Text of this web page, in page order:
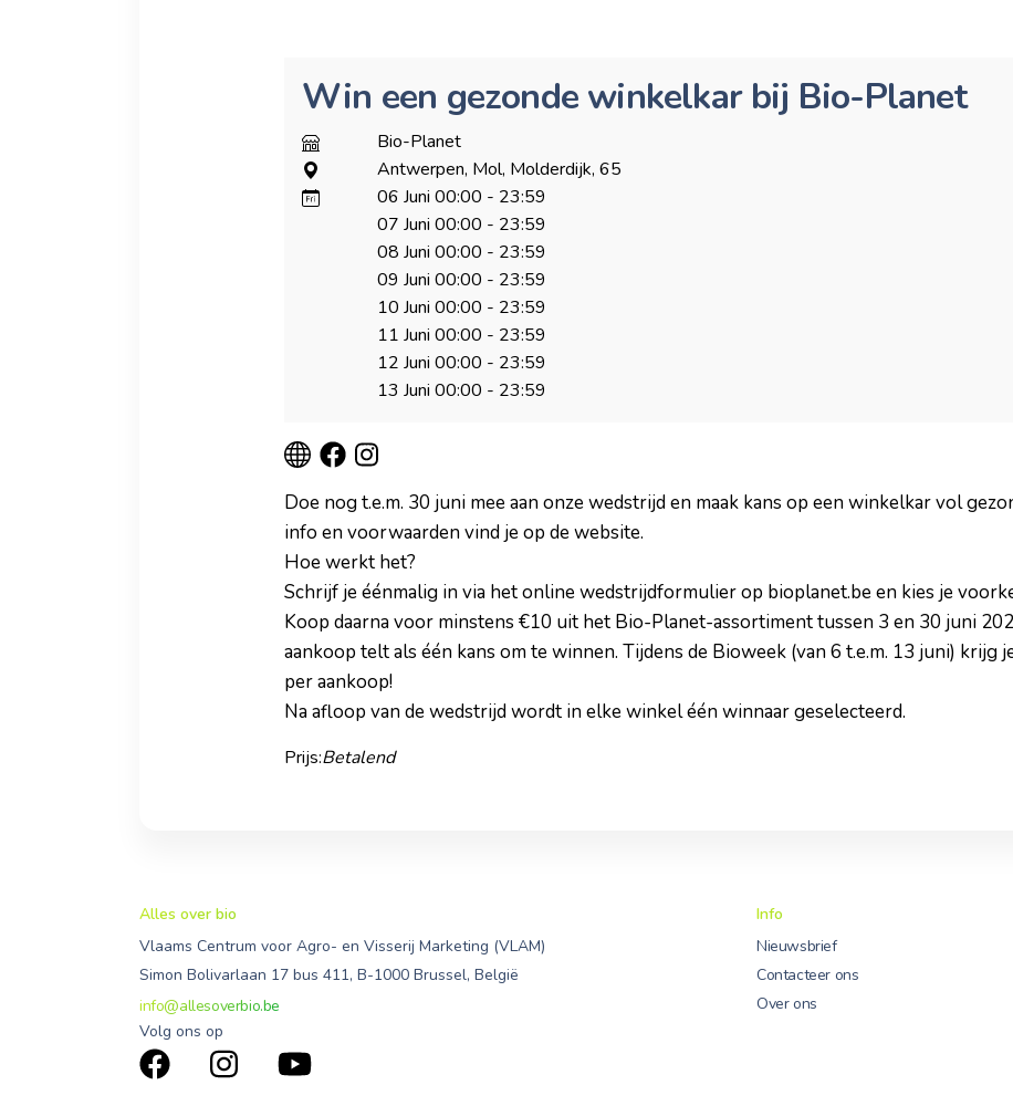
Win een gezonde winkelkar bij Bio-Planet
Bio-Planet
Antwerpen, Mol, Molderdijk, 65
06 Juni 00:00 - 23:59
07 Juni 00:00 - 23:59
08 Juni 00:00 - 23:59
09 Juni 00:00 - 23:59
10 Juni 00:00 - 23:59
11 Juni 00:00 - 23:59
12 Juni 00:00 - 23:59
13 Juni 00:00 - 23:59
Doe nog t.e.m. 30 juni mee aan onze wedstrijd en maak kans op een winkelkar vol
info en voorwaarden vind je op de website.
Hoe werkt het?
Schrijf je éénmalig in via het online wedstrijdformulier op bioplanet.be en kies je
Koop daarna voor minstens €10 uit het Bio-Planet-assortiment tussen 3 en 30 juni
aankoop telt als één kans om te winnen. Tijdens de Bioweek (van 6 t.e.m. 13 juni) krijg
per aankoop!
Na afloop van de wedstrijd wordt in elke winkel één winnaar geselecteerd.
Prijs:Betalend
Alles over bio
Vlaams Centrum voor Agro- en Visserij Marketing (VLAM)
Simon Bolivarlaan 17 bus 411, B-1000 Brussel, België
info@allesoverbio.be
Volg ons op
Info
Nieuwsbrief
Contacteer ons
Over ons